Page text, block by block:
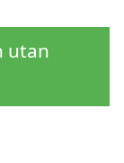
utan